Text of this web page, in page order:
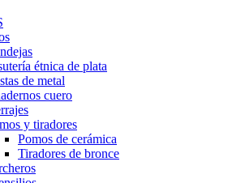
étnica de plata
de metal
cuero
y tiradores
Pomos de cerámica
Tiradores de bronce